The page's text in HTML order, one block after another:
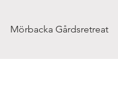
Mörbacka Gårdsretreat